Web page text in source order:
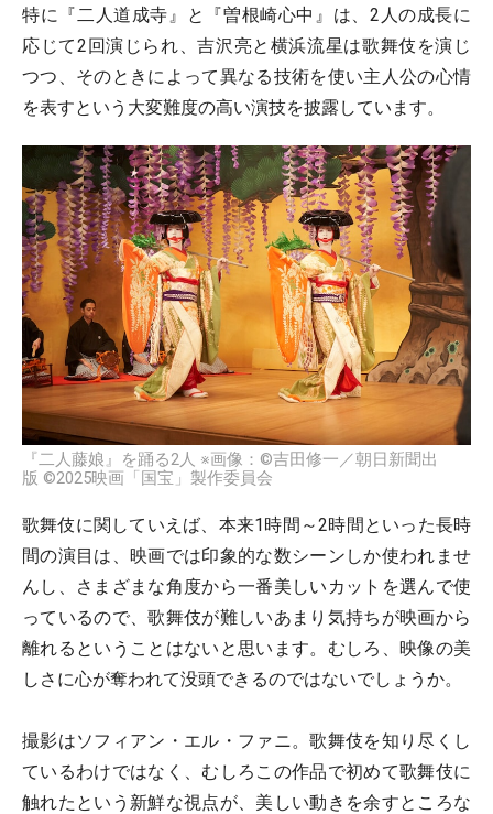
特に『二人道成寺』と『曽根崎心中』は、2人の成長に
応じて2回演じられ、吉沢亮と横浜流星は歌舞伎を演じ
つつ、そのときによって異なる技術を使い主人公の心情
を表すという大変難度の高い演技を披露しています。
『二人藤娘』を踊る2人 ※画像：©吉田修一／朝日新聞出
版 ©2025映画「国宝」製作委員会
歌舞伎に関していえば、本来1時間～2時間といった長時
間の演目は、映画では印象的な数シーンしか使われませ
んし、さまざまな角度から一番美しいカットを選んで使
っているので、歌舞伎が難しいあまり気持ちが映画から
離れるということはないと思います。むしろ、映像の美
しさに心が奪われて没頭できるのではないでしょうか。
撮影はソフィアン・エル・ファニ。歌舞伎を知り尽くし
ているわけではなく、むしろこの作品で初めて歌舞伎に
触れたという新鮮な視点が、美しい動きを余すところな